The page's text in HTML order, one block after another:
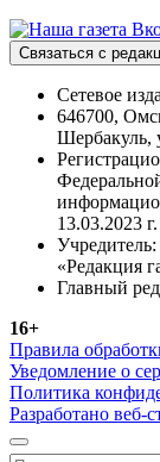
Связаться с
Сетевое
646700,
Шербакуль,
13.03.2023 г.
«Редакция
Главный
16+
Правила
Уведомление о
Политика
Разработано веб-